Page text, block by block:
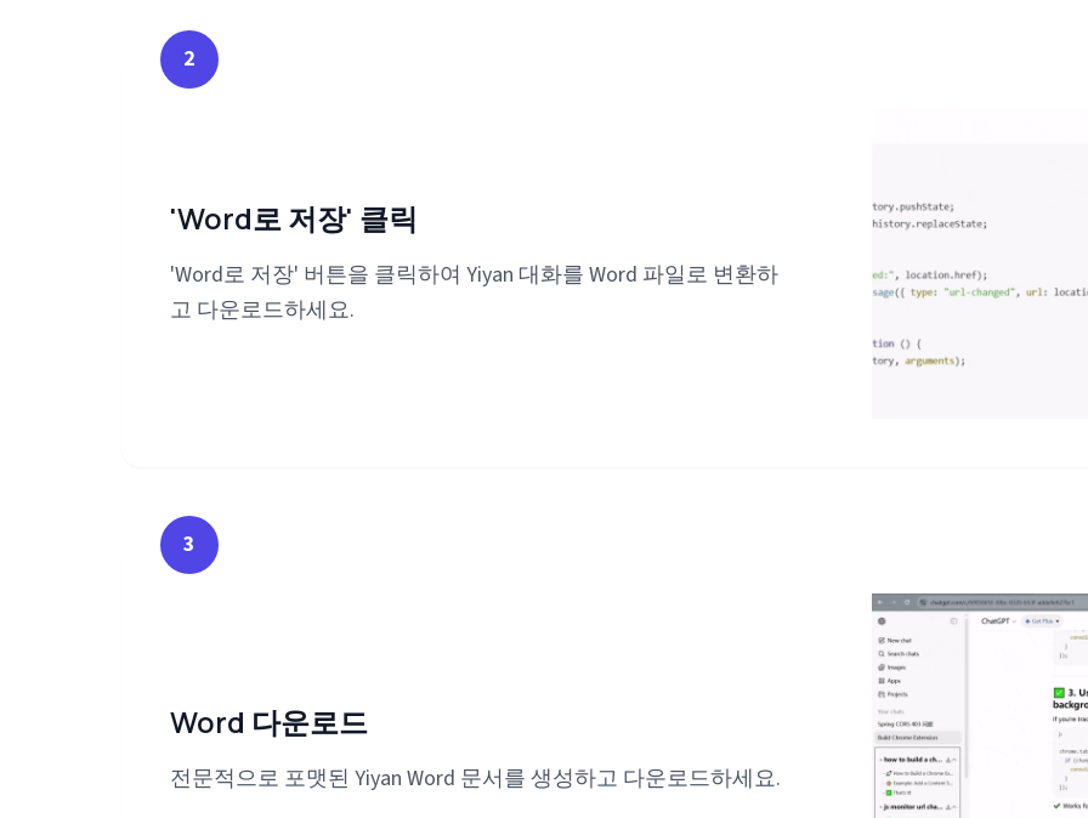
2
'Word로 저장' 클릭
'Word로 저장' 버튼을 클릭하여 Yiyan 대화를 Word 파일로 변환하
고 다운로드하세요.
3
Word 다운로드
전문적으로 포맷된 Yiyan Word 문서를 생성하고 다운로드하세요.